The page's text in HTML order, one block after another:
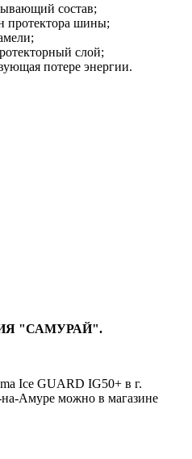
состав;
протектора шины;
слой;
потере энергии.
"САМУРАЙ".
Ice GUARD IG50+ в г.
на-Амуре можно в магазине